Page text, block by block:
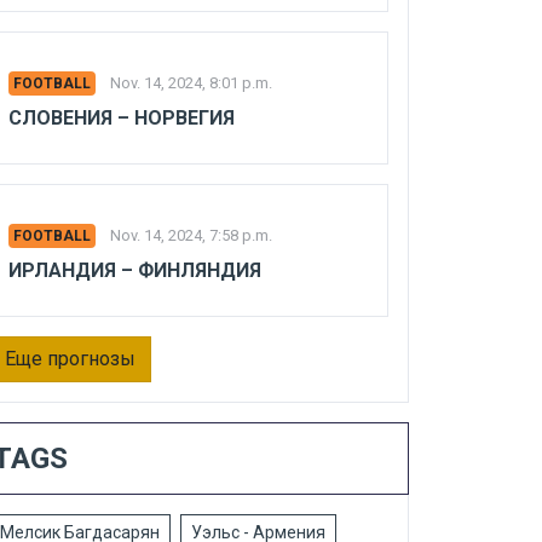
FOOTBALL Nov. 14, 2024, 8:01 p.m.
СЛОВЕНИЯ – НОРВЕГИЯ
FOOTBALL Nov. 14, 2024, 7:58 p.m.
ИРЛАНДИЯ – ФИНЛЯНДИЯ
Еще прогнозы
Мелсик Багдасарян Уэльс - Армения